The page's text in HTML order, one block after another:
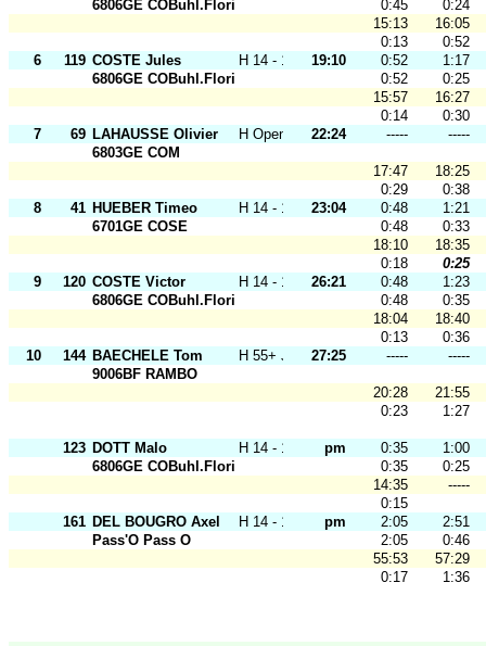
6806GE COBuhl.Florival 0:45
0:24
15:13
16:05
0:13
0:52
6
119 COSTE Jules H 14 - 18 19:10 0:52
1:17
6806GE COBuhl.Florival
0:52
0:25
15:57
16:27
0:14
0:30
7
69 LAHAUSSE Olivier H Open J 22:24 -----
-----
6803GE COM
17:47
18:25
0:29
0:38
8
41 HUEBER Timeo H 14 - 18 23:04 0:48
1:21
6701GE COSE
0:48
0:33
18:10
18:35
0:18
0:25
9
120 COSTE Victor H 14 - 18 26:21 0:48
1:23
6806GE COBuhl.Florival
0:48
0:35
18:04
18:40
0:13
0:36
10
144 BAECHELE Tom H 55+ J 27:25 -----
-----
9006BF RAMBO
20:28
21:55
0:23
1:27
123 DOTT Malo H 14 - 18 pm 0:35
1:00
6806GE COBuhl.Florival
0:35
0:25
14:35
-----
0:15
161 DEL BOUGRO Axel H 14 - 18 pm 2:05
2:51
Pass'O Pass O
2:05
0:46
55:53
57:29
0:17
1:36